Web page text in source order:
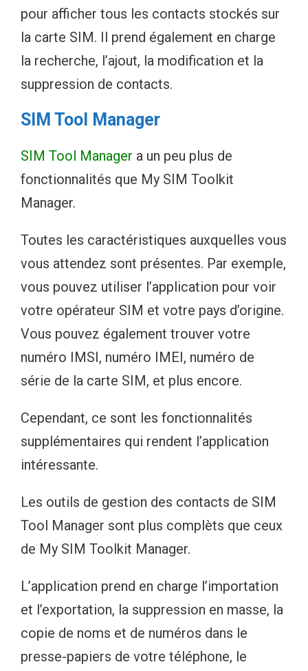
pour afficher tous les contacts stockés sur
la carte SIM. Il prend également en charge
la recherche, l’ajout, la modification et la
suppression de contacts.
SIM Tool Manager
SIM Tool Manager a un peu plus de
fonctionnalités que My SIM Toolkit
Manager.
Toutes les caractéristiques auxquelles vous
vous attendez sont présentes. Par exemple,
vous pouvez utiliser l’application pour voir
votre opérateur SIM et votre pays d’origine.
Vous pouvez également trouver votre
numéro IMSI, numéro IMEI, numéro de
série de la carte SIM, et plus encore.
Cependant, ce sont les fonctionnalités
supplémentaires qui rendent l’application
intéressante.
Les outils de gestion des contacts de SIM
Tool Manager sont plus complèts que ceux
de My SIM Toolkit Manager.
L’application prend en charge l’importation
et l’exportation, la suppression en masse, la
copie de noms et de numéros dans le
presse-papiers de votre téléphone, le